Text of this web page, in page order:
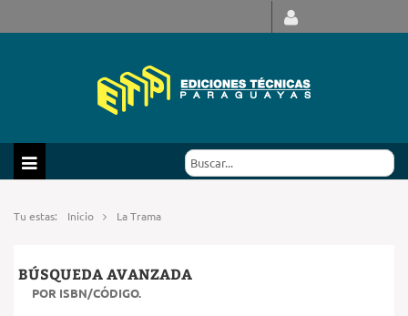
Tu estas: Inicio La Trama
BÚSQUEDA AVANZADA
POR ISBN/CÓDIGO.